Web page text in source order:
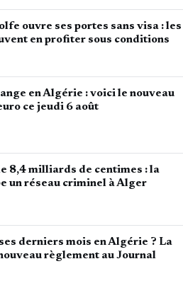
ouvre ses portes sans visa : les
en profiter sous conditions
en Algérie : voici le nouveau
ce jeudi 6 août
8,4 milliards de centimes : la
un réseau criminel à Alger
derniers mois en Algérie ? La
règlement au Journal